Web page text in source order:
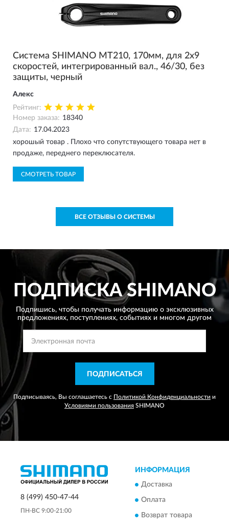
Система SHIMANO MT210, 170мм, для 2x9
скоростей, интегрированный вал., 46/30, без
защиты, черный
Алекс
Рейтинг:
Номер заказа: 18340
Дата: 17.04.2023
хорошый товар . Плохо что сопутствующего товара нет в
продаже, переднего переклюсателя.
СМОТРЕТЬ ТОВАР
ВСЕ ОТЗЫВЫ О СИСТЕМЫ
ПОДПИСКАSHIMANO
Подпишись, чтобы получать информацию о эксклюзивных
предложениях, поступлениях, событиях и многом другом
ПОДПИСАТЬСЯ
Подписываясь, Вы соглашаетесь с Политикой Конфиденциальности и
Условиями пользования SHIMANO
8 (499) 450-47-44
ПН-ВС 9:00-21:00
ИНФОРМАЦИЯ
Доставка
Оплата
Возврат товара